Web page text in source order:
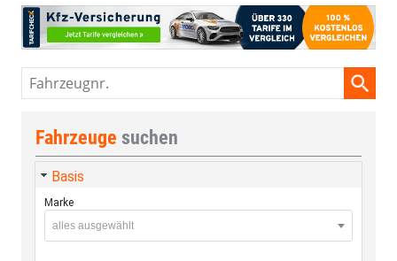
Fahrzeugnr.
Fahrzeuge suchen
Basis
Marke
alles ausgewählt